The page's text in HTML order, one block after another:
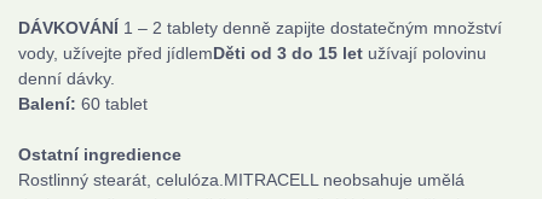
DÁVKOVÁNÍ 1 – 2 tablety denně zapijte dostatečným množství
vody, užívejte před jídlemDěti od 3 do 15 let užívají polovinu
denní dávky.
Balení: 60 tablet
Ostatní ingredience
Rostlinný stearát, celulóza.MITRACELL neobsahuje umělá